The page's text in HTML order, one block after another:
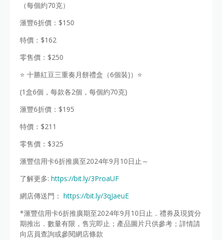
（每個約70克）
滙豐6折價：$150
特價：$162
零售價：$250
⭐️ 十勝紅豆三重奏月餅禮盒（6個裝)）⭐️
(1盒6個，每款各2個，每個約70克)
滙豐6折價：$195
特價：$211
零售價：$325
滙豐信用卡6折推廣至2024年9月10日止～
了解更多: https://bit.ly/3ProaUF
網店傳送門： https://bit.ly/3qJaeuE
*滙豐信用卡6折推廣期至2024年9月10日止．禮券及現貨分
期推出．數量有限，售完即止；產品圖片只供參考；詳情請
向店員查詢或參閱網店條款